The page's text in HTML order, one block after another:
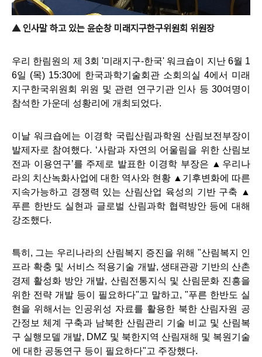
▲ 인사말 하고 있는 윤순창 미래지구한구위원회 위원장
우리 한림원의 제 3회 '미래지구-한국' 워크숍이 지난 6월 1
6일 (목) 15:30에 한국과학기술회관 소회의실 4에서 미래
지구한국위원회 위원 및 관련 연구기관 인사 등 30여명이
참석한 가운데 성황리에 개최되었다.
이날 워크숍에는 이경학 국립산림과학원 산림보전부장이
발제자로 참여했다. ‘사람과 자연의 어울림을 위한 산림보
전과 이용연구’를 주제로 발표한 이경학 부장은 ▲ 우리나
라의 치산녹화사업에 대한 역사와 현황 ▲기후변화에 따른
지속가능하고 경쟁력 있는 산림산업 육성의 기반 구축 ▲
푸른 한반도 실현과 글로벌 산림과학 협력방안 등에 대해
강조했다.
특히, 그는 우리나라의 산림복지 증진을 위해 "산림복지 인
프라 확충 및 서비스 적용기술 개발, 생태관광 기반의 산촌
경제 활성화 방안 개발, 산림전통지식 및 산림문화 진흥을
위한 전략 개발 등이 필요하다"고 말하고, "푸른 한반도 실
현을 위해서는 인공위성 자료를 활용한 북한 산림자원 공
간정보 체계 구축과 남북한 산림관리 기술 비교 및 산림복
구 실행모델 개발, DMZ 및 북한지역 산림재해 및 복원기술
에 대한 공동연구 등이 필요하다"고 주장했다.